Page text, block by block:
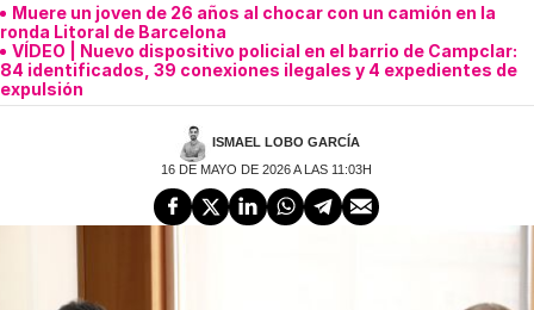
Muere un joven de 26 años al chocar con un camión en la
ronda Litoral de Barcelona
VÍDEO | Nuevo dispositivo policial en el barrio de Campclar:
84 identificados, 39 conexiones ilegales y 4 expedientes de
expulsión
ISMAEL LOBO GARCÍA
16 DE MAYO DE 2026 A LAS 11:03H